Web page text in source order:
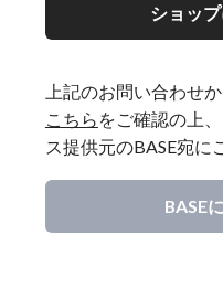
ショッ
上記のお問い合わせ
こちら をご確認の上
ス提供元のBASE宛に
BASE